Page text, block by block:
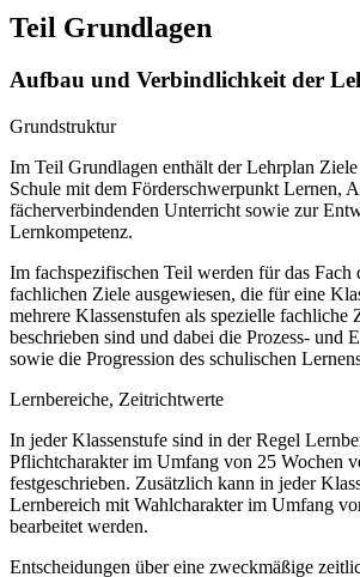
Teil Grundlagen
Aufbau und Verbindlichkeit der
Grundstruktur
Im Teil Grundlagen enthält der Lehrplan
Schule mit dem Förderschwerpunkt Lernen,
fächerverbindenden Unterricht sowie zur
Lernkompetenz.
Im fachspezifischen Teil werden für das Fach
fachlichen Ziele ausgewiesen, die für eine
mehrere Klassenstufen als spezielle fachliche
beschrieben sind und dabei die Prozess- und
sowie die Progression des schulischen
Lernbereiche, Zeitrichtwerte
In jeder Klassenstufe sind in der Regel
Pflichtcharakter im Umfang von 25 Wochen
festgeschrieben. Zusätzlich kann in jeder
Lernbereich mit Wahlcharakter im Umfang
bearbeitet werden.
Entscheidungen über eine zweckmäßige